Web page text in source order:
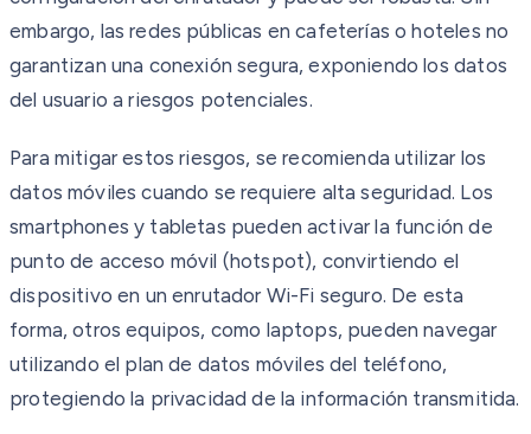
embargo, las redes públicas en cafeterías o hoteles no
garantizan una conexión segura, exponiendo los datos
del usuario a riesgos potenciales.
Para mitigar estos riesgos, se recomienda utilizar los
datos móviles cuando se requiere alta seguridad. Los
smartphones y tabletas pueden activar la función de
punto de acceso móvil (hotspot), convirtiendo el
dispositivo en un enrutador Wi-Fi seguro. De esta
forma, otros equipos, como laptops, pueden navegar
utilizando el plan de datos móviles del teléfono,
protegiendo la privacidad de la información transmitida.